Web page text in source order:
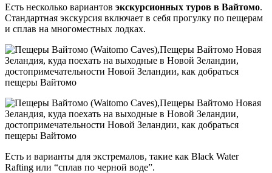
Есть несколько вариантов экскурсионных туров в Вайтомо.
Стандартная экскурсия включает в себя прогулку по пещерам
и сплав на многоместных лодках.
Есть и варианты для экстремалов, такие как Black Water
Rafting или “сплав по черной воде”.